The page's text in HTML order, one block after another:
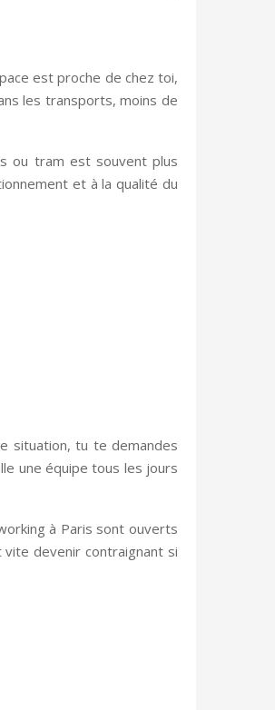
est proche de chez toi,
les transports, moins de
ou tram est souvent plus
et à la qualité du
situation, tu te demandes
une équipe tous les jours
à Paris sont ouverts
devenir contraignant si